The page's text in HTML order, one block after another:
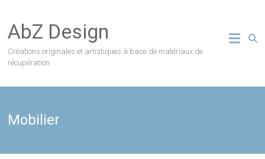
content
AbZ Design
Créations originales et artistiques à base de matériaux de
récupération
Mobilier